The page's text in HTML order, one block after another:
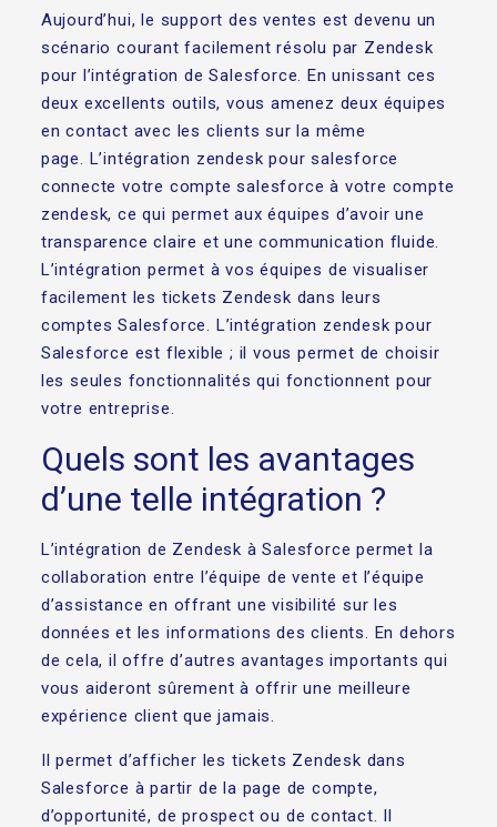
Aujourd’hui, le support des ventes est devenu un
scénario courant facilement résolu par Zendesk
pour l’intégration de Salesforce. En unissant ces
deux excellents outils, vous amenez deux équipes
en contact avec les clients sur la même
page. L’intégration zendesk pour salesforce
connecte votre compte salesforce à votre compte
zendesk, ce qui permet aux équipes d’avoir une
transparence claire et une communication fluide.
L’intégration permet à vos équipes de visualiser
facilement les tickets Zendesk dans leurs
comptes Salesforce. L’intégration zendesk pour
Salesforce est flexible ; il vous permet de choisir
les seules fonctionnalités qui fonctionnent pour
votre entreprise.
Quels sont les avantages
d’une telle intégration ?
L’intégration de Zendesk à Salesforce permet la
collaboration entre l’équipe de vente et l’équipe
d’assistance en offrant une visibilité sur les
données et les informations des clients. En dehors
de cela, il offre d’autres avantages importants qui
vous aideront sûrement à offrir une meilleure
expérience client que jamais.
Il permet d’afficher les tickets Zendesk dans
Salesforce à partir de la page de compte,
d’opportunité, de prospect ou de contact. Il